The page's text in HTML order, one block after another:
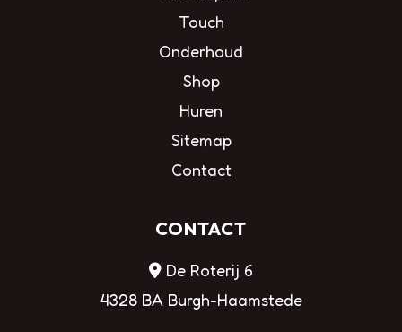
Touch
Onderhoud
Shop
Huren
Sitemap
Contact
CONTACT
De Roterij 6
4328 BA Burgh-Haamstede